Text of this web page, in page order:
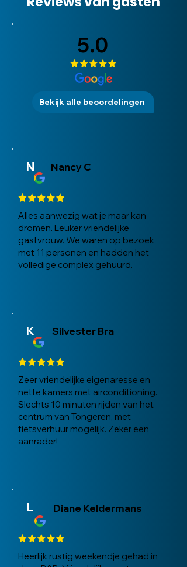
5.0
Bekijk alle beoordelingen
N Nancy C
Alles aanwezig wat je maar kan
dromen. Leuker vriendelijke
gastvrouw. We waren op bezoek
met 11 personen en hadden het
volledige complex gehuurd.
K Silvester Bra
Zeer vriendelijke eigenaresse en
nette kamers met airconditioning.
Slechts 10 minuten rijden van het
centrum van Tongeren, met
fietsverhuur mogelijk. Zeker een
aanrader!
L Diane Keldermans
Heerlijk rustig weekendje gehad in